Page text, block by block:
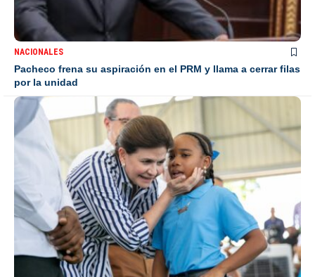
NACIONALES
Pacheco frena su aspiración en el PRM y llama a cerrar filas
por la unidad